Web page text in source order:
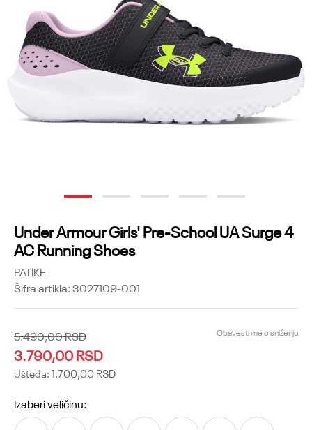
1 2 3 4 5
Under Armour Girls' Pre-School UA Surge 4
AC Running Shoes
PATIKE
Šifra artikla:3027109-001
5.490,00RSD
3.790,00RSD
Ušteda: 1.700,00 RSD
Obavesti me o sniženju
Izaberi veličinu: